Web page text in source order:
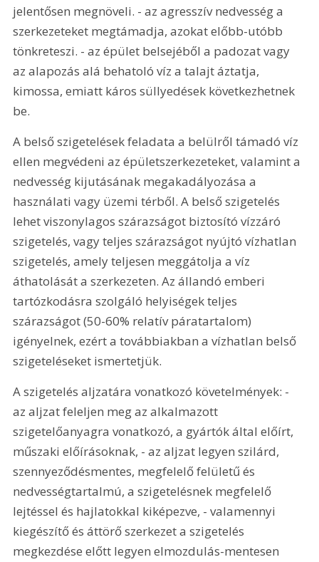
jelentősen megnöveli. - az agresszív nedvesség a
szerkezeteket megtámadja, azokat előbb-utóbb
tönkreteszi. - az épület belsejéből a padozat vagy
az alapozás alá behatoló víz a talajt áztatja,
kimossa, emiatt káros süllyedések következhetnek
be.
A belső szigetelések feladata a belülről támadó víz
ellen megvédeni az épületszerkezeteket, valamint a
nedvesség kijutásának megakadályozása a
használati vagy üzemi térből. A belső szigetelés
lehet viszonylagos szárazságot biztosító vízzáró
szigetelés, vagy teljes szárazságot nyújtó vízhatlan
szigetelés, amely teljesen meggátolja a víz
áthatolását a szerkezeten. Az állandó emberi
tartózkodásra szolgáló helyiségek teljes
szárazságot (50-60% relatív páratartalom)
igényelnek, ezért a továbbiakban a vízhatlan belső
szigeteléseket ismertetjük.
A szigetelés aljzatára vonatkozó követelmények: -
az aljzat feleljen meg az alkalmazott
szigetelőanyagra vonatkozó, a gyártók által előírt,
műszaki előírásoknak, - az aljzat legyen szilárd,
szennyeződésmentes, megfelelő felületű és
nedvességtartalmú, a szigetelésnek megfelelő
lejtéssel és hajlatokkal kiképezve, - valamennyi
kiegészítő és áttörő szerkezet a szigetelés
megkezdése előtt legyen elmozdulás-mentesen